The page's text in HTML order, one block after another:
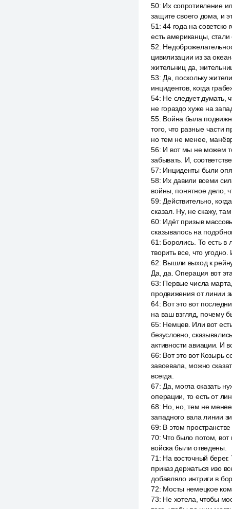
50: Их сопротивление
защите своего дома, и
51 :44 года на
есть американцы, стали
52:
цивилизации из за
жительниц да,
53: Да, поскольку
инцидентов, когда
54: Не следует думать,
не гораздо хуже на
55: Война была
того, что разные части
но тем не менее,
56: И вот мы не можем
забывать. И,
57: Инциденты были
58: Их давили всеми
войны, понятное дело,
59: Действительно,
сказал. Ну, не скажу,
60: Идёт призыв
сказывалось на
61 : Боролись. То есть в
творить все, что
62: Вышли выход к
Да, да. Операция вот
63: Первые числа
продвижения от линии
64: Вот это вот
на ваш взгляд, почему
65: Немцев. Или вот
безусловно,
активности авиации. И
66: Вот это вот Козырь
завоевала, можно
всегда.
67: Да, могла оказать
операции, то есть от
68: Но, но, тем не менее
западного вала линии
69: В этом
70: Что было потом, вот
войска были отведены.
71 : На восточный
приказ держаться изо
добавляло интриги в
72: Мосты немецкое
73: Не хотела, чтобы